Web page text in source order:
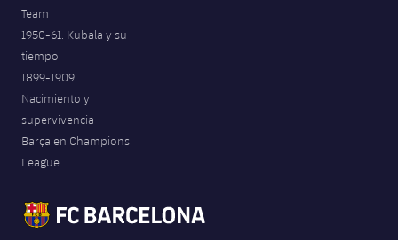
Team
1950-61. Kubala y su
tiempo
1899-1909.
Nacimiento y
supervivencia
Barça en Champions
League